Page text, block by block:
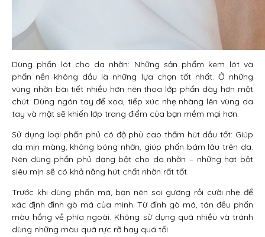
Dùng phấn lót cho da nhờn: Những sản phẩm kem lót và
phấn nền không dầu là những lựa chọn tốt nhất. Ở những
vùng nhờn bài tiết nhiều hơn nên thoa lớp phấn dày hơn một
chút. Dùng ngón tay để xoa, tiếp xúc nhẹ nhàng lên vùng da
tay và mặt sẽ khiến lớp trang điểm của bạn mềm mại hơn.
Sử dụng loại phấn phủ có độ phủ cao thấm hút dầu tốt: Giúp
da mịn màng, không bóng nhờn, giúp phấn bám lâu trên da.
Nên dùng phấn phủ dạng bột cho da nhờn – những hạt bột
siêu mịn sẽ có khả năng hút chất nhờn rất tốt.
Trước khi dùng phấn má, bạn nên soi gương rồi cười nhẹ để
xác định đỉnh gò má của mình. Từ đỉnh gò má, tán đều phấn
màu hồng về phía ngoài. Không sử dụng quá nhiều và tránh
dùng những màu quá rực rỡ hay quá tối.